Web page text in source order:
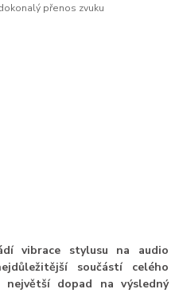
přenos zvuku
vibrace stylusu na audio
součástí celého
největší dopad na výsledný